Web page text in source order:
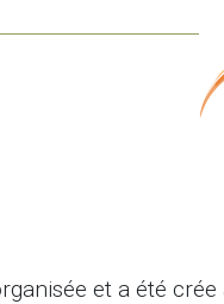
et a été